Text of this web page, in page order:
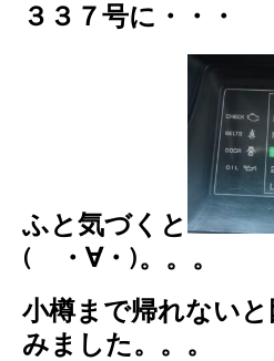
３３７号に・・・
ふと気づくと
( ・∀・)。。。
小樽まで帰れない
みました。。。